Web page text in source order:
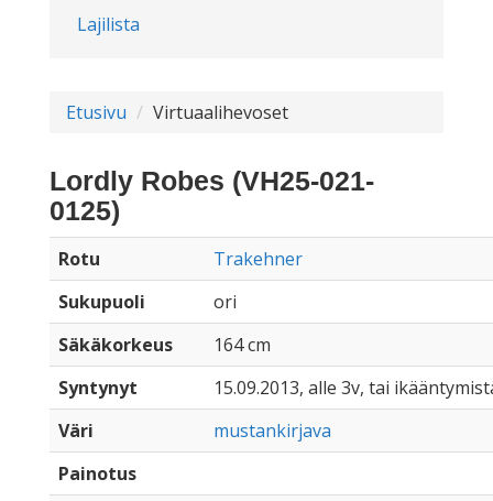
Lajilista
Etusivu Virtuaalihevoset
Lordly Robes (VH25-021-
0125)
Rotu
Trakehner
Sukupuoli
ori
Säkäkorkeus
164 cm
Syntynyt
15.09.2013, alle 3v, tai
Väri
mustankirjava
Painotus